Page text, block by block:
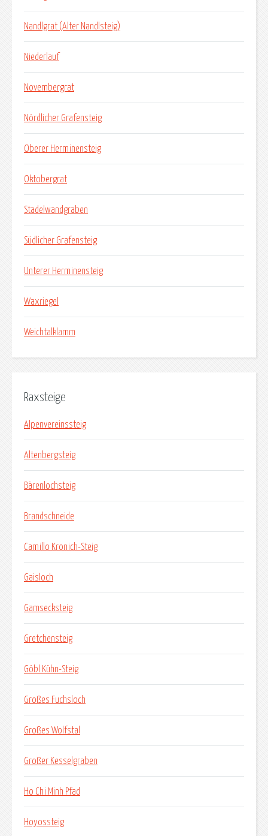
Nandlgrat (Alter Nandlsteig)
Niederlauf
Novembergrat
Nördlicher Grafensteig
Oberer Herminensteig
Oktobergrat
Stadelwandgraben
Südlicher Grafensteig
Unterer Herminensteig
Waxriegel
Weichtalklamm
Raxsteige
Alpenvereinssteig
Altenbergsteig
Bärenlochsteig
Brandschneide
Camillo Kronich-Steig
Gaisloch
Gamsecksteig
Gretchensteig
Göbl Kühn-Steig
Großes Fuchsloch
Großes Wolfstal
Großer Kesselgraben
Ho Chi Minh Pfad
Hoyossteig